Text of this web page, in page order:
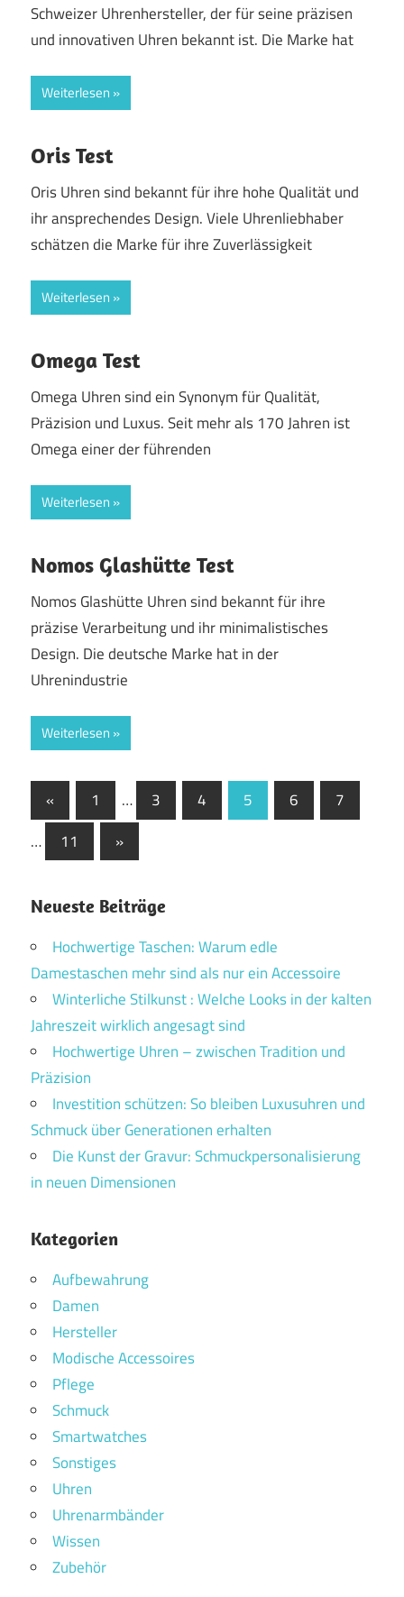
Schweizer Uhrenhersteller, der für seine präzisen
und innovativen Uhren bekannt ist. Die Marke hat
Weiterlesen
Oris Test
Oris Uhren sind bekannt für ihre hohe Qualität und
ihr ansprechendes Design. Viele Uhrenliebhaber
schätzen die Marke für ihre Zuverlässigkeit
Weiterlesen
Omega Test
Omega Uhren sind ein Synonym für Qualität,
Präzision und Luxus. Seit mehr als 170 Jahren ist
Omega einer der führenden
Weiterlesen
Nomos Glashütte Test
Nomos Glashütte Uhren sind bekannt für ihre
präzise Verarbeitung und ihr minimalistisches
Design. Die deutsche Marke hat in der
Uhrenindustrie
Weiterlesen
Seitennummerierung
der
Beiträge
« Vorherige
Beiträge
1 … 3 4 5 6
7
…
11
Nächste
Beiträge
»
Neueste Beiträge
Hochwertige Taschen: Warum edle
Damestaschen mehr sind als nur ein Accessoire
Winterliche Stilkunst : Welche Looks in der kalten
Jahreszeit wirklich angesagt sind
Hochwertige Uhren – zwischen Tradition und
Präzision
Investition schützen: So bleiben Luxusuhren und
Schmuck über Generationen erhalten
Die Kunst der Gravur: Schmuckpersonalisierung
in neuen Dimensionen
Kategorien
Aufbewahrung
Damen
Hersteller
Modische Accessoires
Pflege
Schmuck
Smartwatches
Sonstiges
Uhren
Uhrenarmbänder
Wissen
Zubehör